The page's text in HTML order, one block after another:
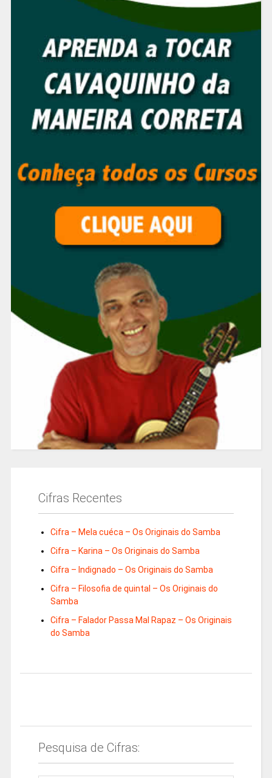
Cifras Recentes
Cifra – Mela cuéca – Os Originais do Samba
Cifra – Karina – Os Originais do Samba
Cifra – Indignado – Os Originais do Samba
Cifra – Filosofia de quintal – Os Originais do
Samba
Cifra – Falador Passa Mal Rapaz – Os Originais
do Samba
Pesquisa de Cifras: